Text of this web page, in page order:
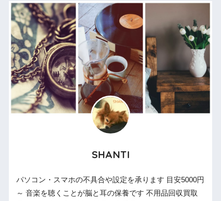
SHANTI
パソコン・スマホの不具合や設定を承ります 目安5000円
～ 音楽を聴くことが脳と耳の保養です 不用品回収買取